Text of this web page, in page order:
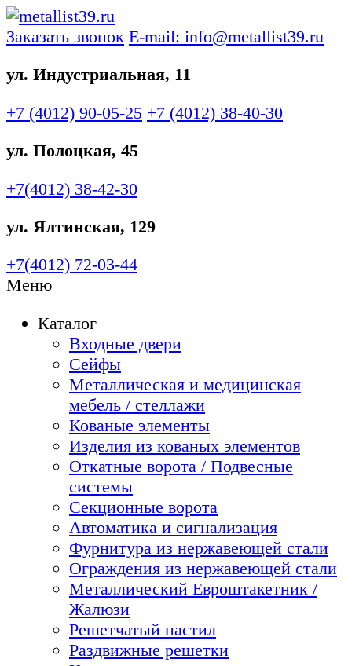
Заказать звонок E-mail: info@metallist39.ru
ул. Индустриальная, 11
+7 (4012) 90-05-25 +7 (4012) 38-40-30
ул. Полоцкая, 45
+7(4012) 38-42-30
ул. Ялтинская, 129
+7(4012) 72-03-44
Меню
Каталог
Входные двери
Сейфы
Металлическая и медицинская
мебель / стеллажи
Кованые элементы
Изделия из кованых элементов
Откатные ворота / Подвесные
системы
Секционные ворота
Автоматика и сигнализация
Фурнитура из нержавеющей стали
Ограждения из нержавеющей стали
Металлический Евроштакетник /
Жалюзи
Решетчатый настил
Раздвижные решетки